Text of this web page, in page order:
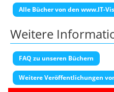
Alle Bücher von den www.IT-
Weitere
FAQ zu unseren Büchern
Weitere Veröffentlichungen